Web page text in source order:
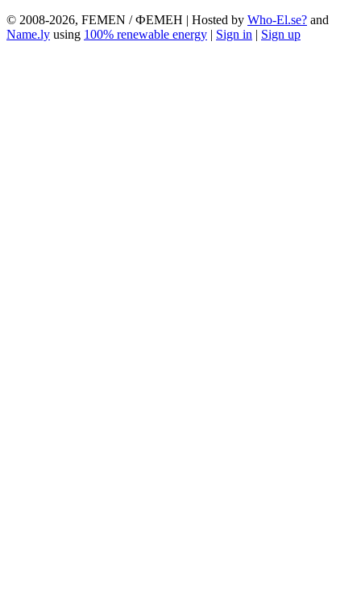
© 2008-2026, FEMEN / ФЕМЕН | Hosted by Who-El.se? and
Name.ly using 100% renewable energy | Sign in | Sign up